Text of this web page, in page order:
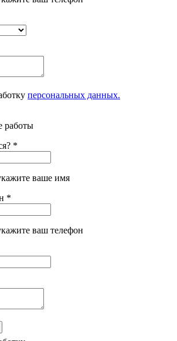
персональных данных.
работы
*
ваше имя
*
ваш телефон